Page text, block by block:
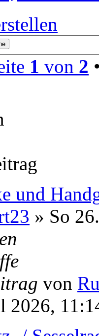
1 von 2
und
» So
von
2026,